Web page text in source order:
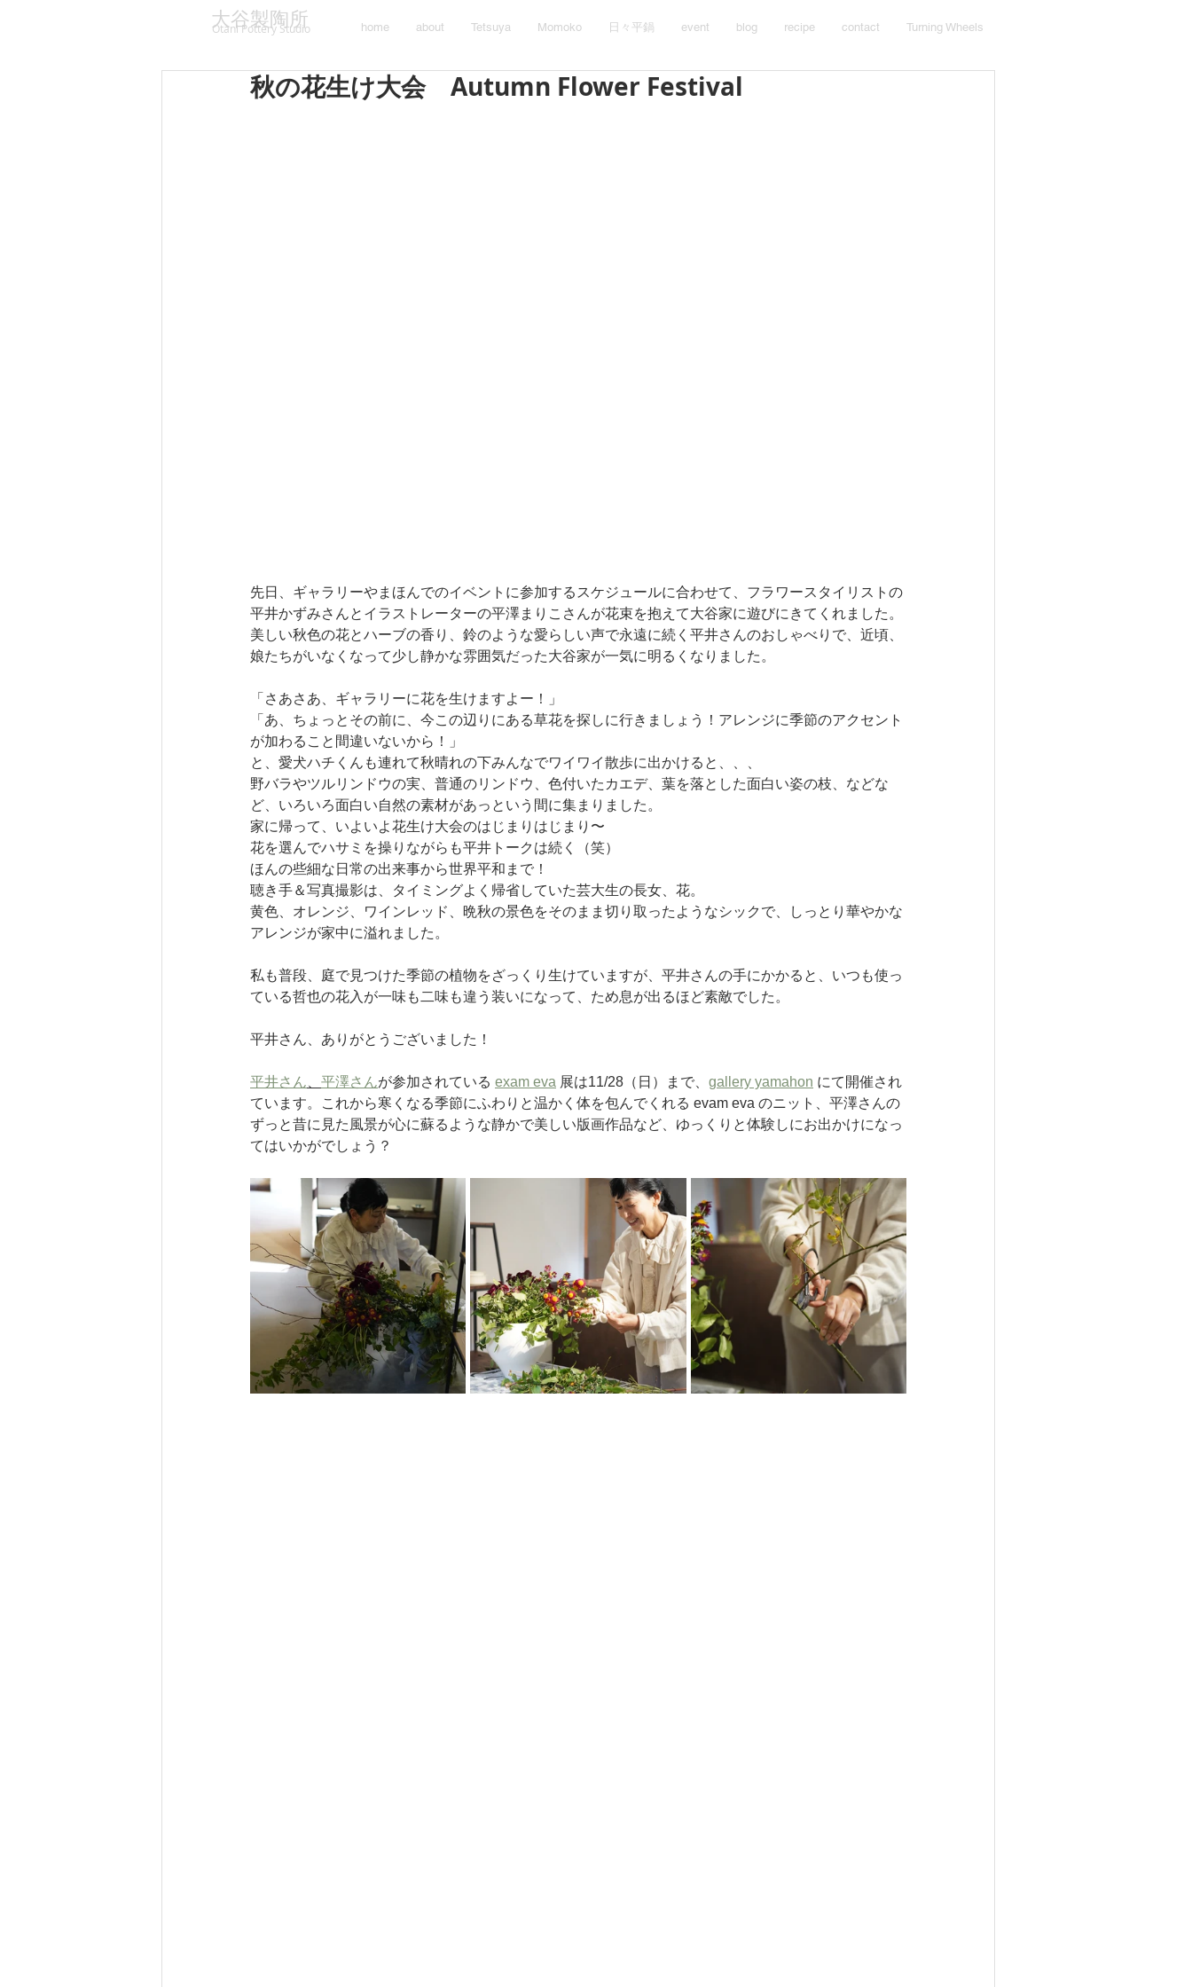
大谷製陶所
Otani Pottery Studio home about Tetsuya Momoko 日々平鍋 event blog recipe contact Turning Wheels
秋の花生け大会 Autumn Flower Festival
先日、ギャラリーやまほんでのイベントに参加するスケジュールに合わせて、フラワースタイリストの
平井かずみさんとイラストレーターの平澤まりこさんが花束を抱えて大谷家に遊びにきてくれました。
美しい秋色の花とハーブの香り、鈴のような愛らしい声で永遠に続く平井さんのおしゃべりで、近頃、
娘たちがいなくなって少し静かな雰囲気だった大谷家が一気に明るくなりました。
「さあさあ、ギャラリーに花を生けますよー！」
「あ、ちょっとその前に、今この辺りにある草花を探しに行きましょう！アレンジに季節のアクセント
が加わること間違いないから！」
と、愛犬ハチくんも連れて秋晴れの下みんなでワイワイ散歩に出かけると、、、
野バラやツルリンドウの実、普通のリンドウ、色付いたカエデ、葉を落とした面白い姿の枝、などな
ど、いろいろ面白い自然の素材があっという間に集まりました。
家に帰って、いよいよ花生け大会のはじまりはじまり〜
花を選んでハサミを操りながらも平井トークは続く（笑）
ほんの些細な日常の出来事から世界平和まで！
聴き手＆写真撮影は、タイミングよく帰省していた芸大生の長女、花。
黄色、オレンジ、ワインレッド、晩秋の景色をそのまま切り取ったようなシックで、しっとり華やかな
アレンジが家中に溢れました。
私も普段、庭で見つけた季節の植物をざっくり生けていますが、平井さんの手にかかると、いつも使っ
ている哲也の花入が一味も二味も違う装いになって、ため息が出るほど素敵でした。
平井さん、ありがとうございました！
平井さん 平澤さんが参加されている exam eva 展は11/28（日）まで、 gallery yamahon にて開催され
ています。これから寒くなる季節にふわりと温かく体を包んでくれる evam eva のニット、平澤さんの
ずっと昔に見た風景が心に蘇るような静かで美しい版画作品など、ゆっくりと体験しにお出かけになっ
てはいかがでしょう？